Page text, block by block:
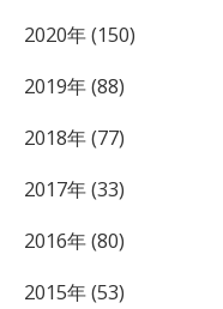
2020年 (150)
2019年 (88)
2018年 (77)
2017年 (33)
2016年 (80)
2015年 (53)